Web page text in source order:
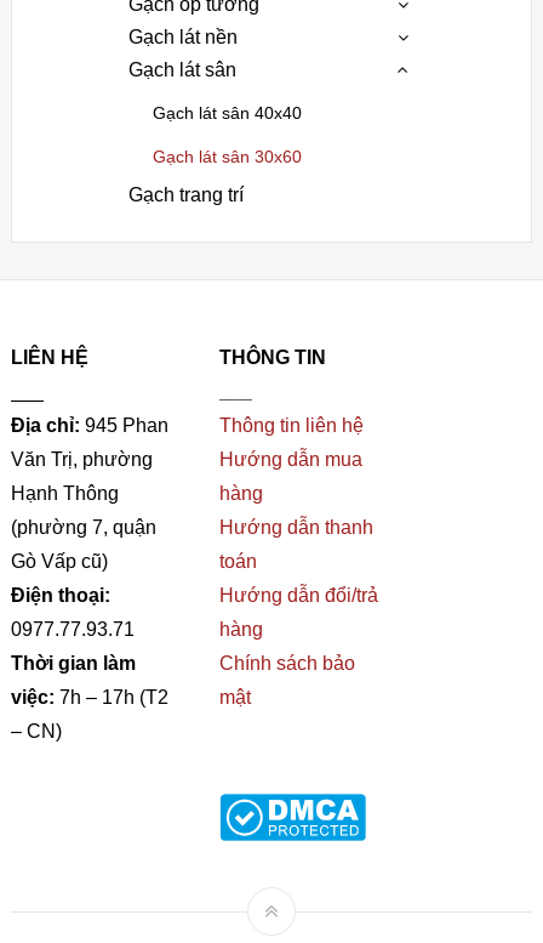
Gạch ốp tường
Gạch lát nền
Gạch lát sân
Gạch lát sân 40x40
Gạch lát sân 30x60
Gạch trang trí
LIÊN HỆ
Địa chỉ: 945 Phan
Văn Trị, phường
Hạnh Thông
(phường 7, quận
Gò Vấp cũ)
Điện thoại:
0977.77.93.71
Thời gian làm
việc: 7h – 17h (T2
– CN)
THÔNG TIN
Thông tin liên hệ
Hướng dẫn mua
hàng
Hướng dẫn thanh
toán
Hướng dẫn đổi/trả
hàng
Chính sách bảo
mật